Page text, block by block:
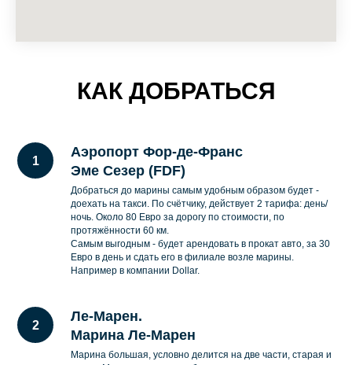
КАК ДОБРАТЬСЯ
Аэропорт Фор-де-Франс
Эме Сезер (FDF)
Добраться до марины самым удобным образом будет -
доехать на такси. По счётчику, действует 2 тарифа: день/
ночь. Около 80 Евро за дорогу по стоимости, по
протяжённости 60 км.
Самым выгодным - будет арендовать в прокат авто, за 30
Евро в день и сдать его в филиале возле марины.
Например в компании Dollar.
Ле-Марен.
Марина Ле-Марен
Марина большая, условно делится на две части, старая и